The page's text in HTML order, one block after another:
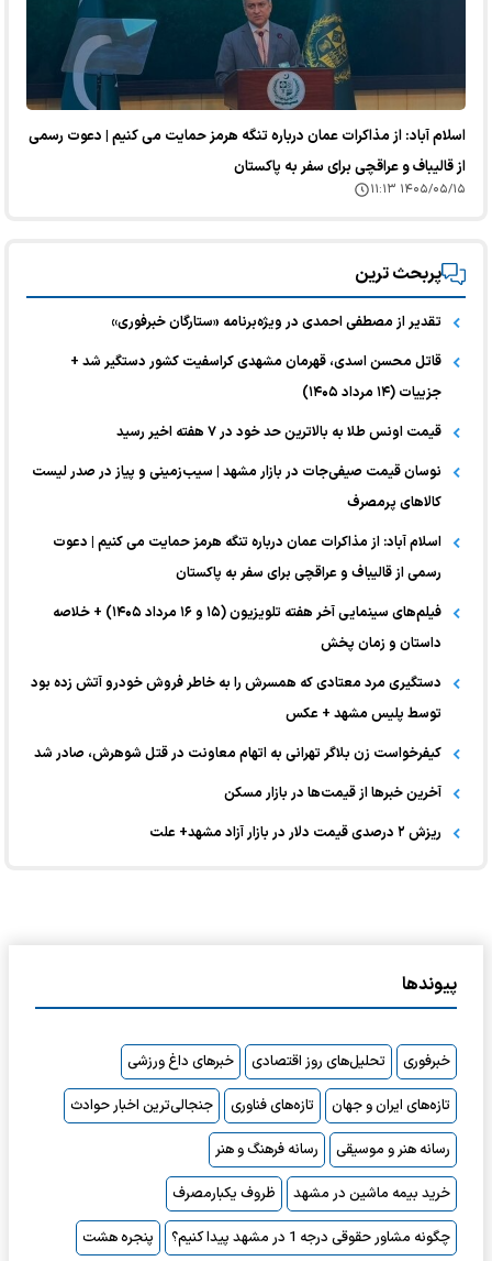
اسلام آباد: از مذاکرات عمان درباره تنگه هرمز حمایت می کنیم | دعوت رسمی
از قالیباف و عراقچی برای سفر به پاکستان
۱۴۰۵/۰۵/۱۵ ۱۱:۱۳
پربحث ترین
تقدیر از مصطفی احمدی در ویژه‌برنامه «ستارگان خبرفوری»
قاتل محسن اسدی، قهرمان مشهدی کراسفیت کشور دستگیر شد +
جزییات (۱۴ مرداد ۱۴۰۵)
قیمت اونس طلا به بالاترین حد خود در ۷ هفته اخیر رسید
نوسان قیمت صیفی‌جات در بازار مشهد | سیب‌زمینی و پیاز در صدر لیست
کالا‌های پرمصرف
اسلام آباد: از مذاکرات عمان درباره تنگه هرمز حمایت می کنیم | دعوت
رسمی از قالیباف و عراقچی برای سفر به پاکستان
فیلم‌های سینمایی آخر هفته تلویزیون (۱۵ و ۱۶ مرداد ۱۴۰۵) + خلاصه
داستان و زمان پخش
دستگیری مرد معتادی که همسرش را به خاطر فروش خودرو آتش زده بود
توسط پلیس مشهد + عکس
کیفرخواست زن بلاگر تهرانی به اتهام معاونت در قتل شوهرش، صادر شد
آخرین خبر‌ها از قیمت‌ها در بازار مسکن
ریزش ۲ درصدی قیمت دلار در بازار آزاد مشهد+ علت
پیوندها
خبرفوری تحلیل‌های روز اقتصادی
خبرهای داغ ورزشی
تازه‌های ایران و جهان
تازه‌های فناوری
جنجالی‌ترین اخبار حوادث
رسانه هنر و موسیقی
رسانه فرهنگ و هنر
خرید بیمه ماشین در مشهد
ظروف یکبارمصرف
چگونه مشاور حقوقی درجه 1 در مشهد پیدا کنیم؟
پنجره هشت